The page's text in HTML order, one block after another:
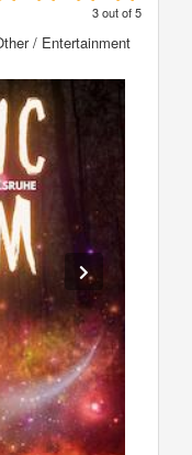
3out of5
/ Entertainment